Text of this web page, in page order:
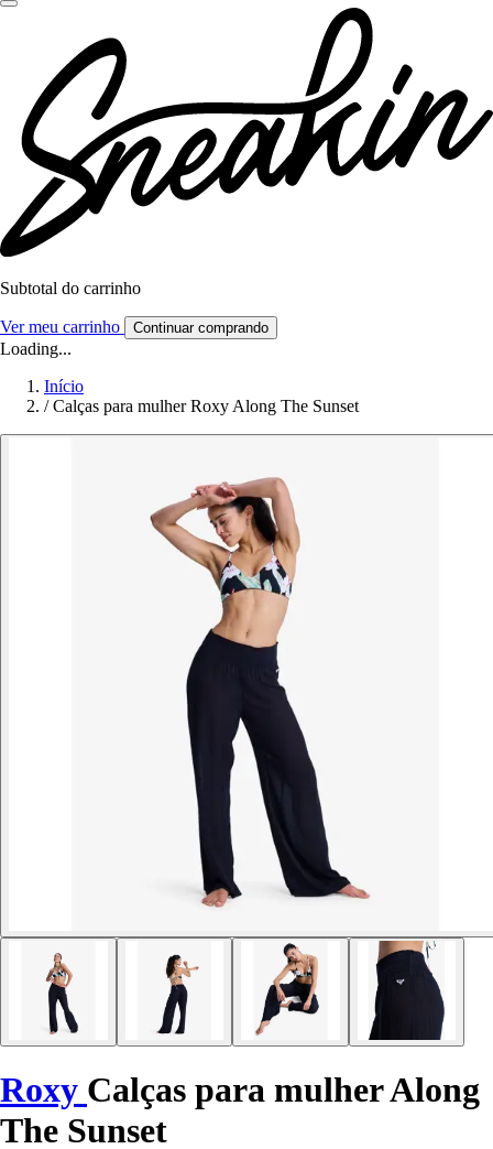
Subtotal do carrinho
Ver meu carrinho Continuar comprando
Loading...
Início
/ Calças para mulher Roxy Along The Sunset
Roxy Calças para mulher Along
The Sunset